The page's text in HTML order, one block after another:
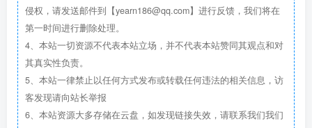
侵权，请发送邮件到【yearn186@qq.com】进行反馈，我们将在
第一时间进行删除处理。
4、本站一切资源不代表本站立场，并不代表本站赞同其观点和对
其真实性负责。
5、本站一律禁止以任何方式发布或转载任何违法的相关信息，访
客发现请向站长举报
6、本站资源大多存储在云盘，如发现链接失效，请联系我们我们